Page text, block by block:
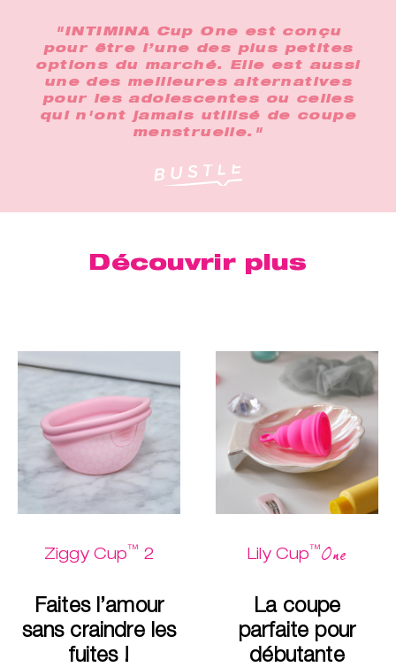
"INTIMINA Cup One est conçu
pour être l’une des plus petites
options du marché. Elle est aussi
une des meilleures alternatives
pour les adolescentes ou celles
qui n'ont jamais utilisé de coupe
menstruelle."
Découvrir plus
Ziggy Cup™ 2
Faites l’amour
sans craindre les
fuites !
Lily Cup™One
La coupe
parfaite pour
débutante